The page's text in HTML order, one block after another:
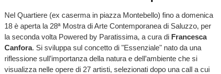
Nel Quartiere (ex caserma in piazza Montebello) fino a domenica
18 è aperta la 28ª Mostra di Arte Contemporanea di Saluzzo, per
la seconda volta Powered by Paratissima, a cura di Francesca
Canfora. Si sviluppa sul concetto di "Essenziale" nato da una
riflessione sull’importanza della natura e dell’ambiente che si
visualizza nelle opere di 27 artisti, selezionati dopo una call a cui